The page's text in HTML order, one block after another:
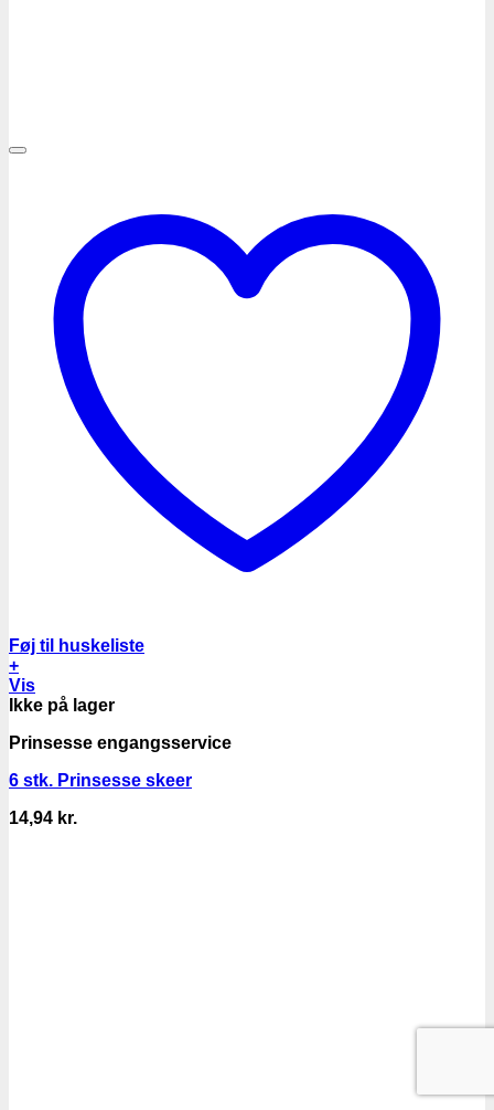
Føj til huskeliste
+
Vis
Ikke på lager
Prinsesse engangsservice
6 stk. Prinsesse skeer
14,94 kr.